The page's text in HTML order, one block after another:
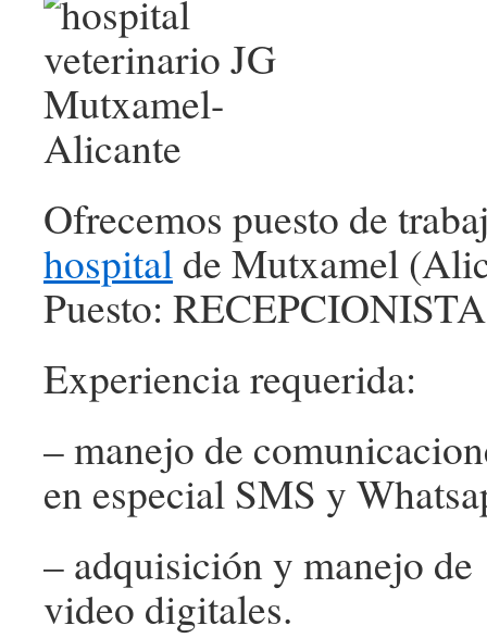
Ofrecemos puesto de
hospitalde Mutxamel
Puesto: RECEPCIONISTA
Experiencia requerida:
– manejo de
en especial SMS y
– adquisición y manejo
video digitales.